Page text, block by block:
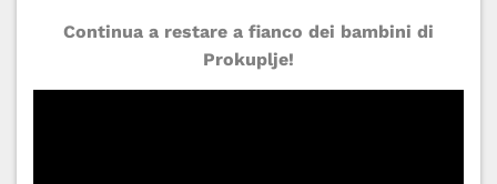
Continua a restare a fianco dei bambini di
Prokuplje!